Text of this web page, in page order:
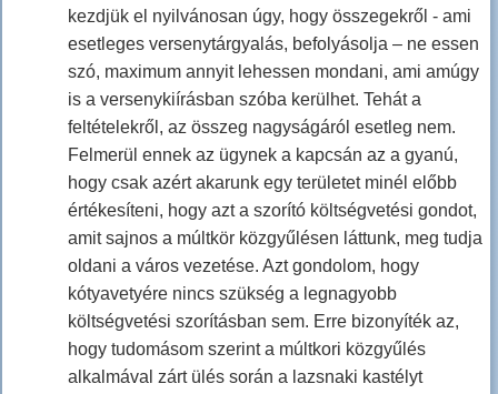
kezdjük el nyilvánosan úgy, hogy összegekről - ami
esetleges versenytárgyalás, befolyásolja – ne essen
szó, maximum annyit lehessen mondani, ami amúgy
is a versenykiírásban szóba kerülhet. Tehát a
feltételekről, az összeg nagyságáról esetleg nem.
Felmerül ennek az ügynek a kapcsán az a gyanú,
hogy csak azért akarunk egy területet minél előbb
értékesíteni, hogy azt a szorító költségvetési gondot,
amit sajnos a múltkör közgyűlésen láttunk, meg tudja
oldani a város vezetése. Azt gondolom, hogy
kótyavetyére nincs szükség a legnagyobb
költségvetési szorításban sem. Erre bizonyíték az,
hogy tudomásom szerint a múltkori közgyűlés
alkalmával zárt ülés során a lazsnaki kastélyt